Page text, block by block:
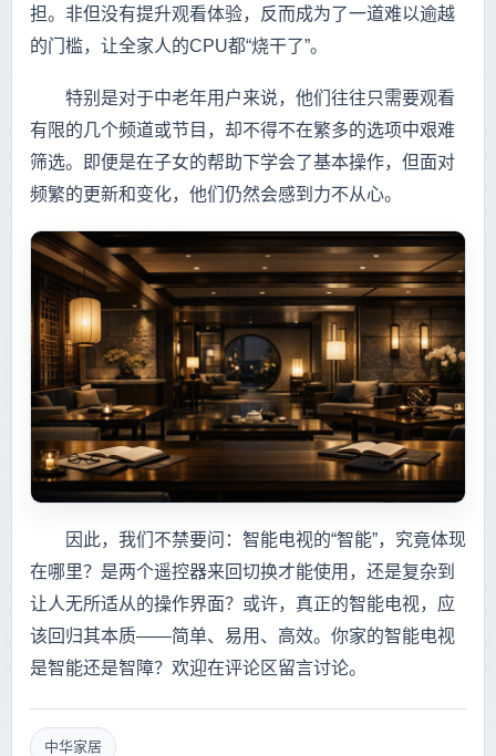
担。非但没有提升观看体验，反而成为了一道难以逾越
的门槛，让全家人的CPU都“烧干了”。
特别是对于中老年用户来说，他们往往只需要观看
有限的几个频道或节目，却不得不在繁多的选项中艰难
筛选。即便是在子女的帮助下学会了基本操作，但面对
频繁的更新和变化，他们仍然会感到力不从心。
因此，我们不禁要问：智能电视的“智能”，究竟体现
在哪里？是两个遥控器来回切换才能使用，还是复杂到
让人无所适从的操作界面？或许，真正的智能电视，应
该回归其本质——简单、易用、高效。你家的智能电视
是智能还是智障？欢迎在评论区留言讨论。
中华家居